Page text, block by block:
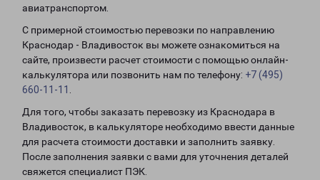
авиатранспортом.
С примерной стоимостью перевозки по направлению
Краснодар - Владивосток вы можете ознакомиться на
сайте, произвести расчет стоимости с помощью онлайн-
калькулятора или позвонить нам по телефону: +7 (495)
660-11-11
Для того, чтобы заказать перевозку из Краснодара в
Владивосток, в калькуляторе необходимо ввести данные
для расчета стоимости доставки и заполнить заявку.
После заполнения заявки с вами для уточнения деталей
свяжется специалист ПЭК.